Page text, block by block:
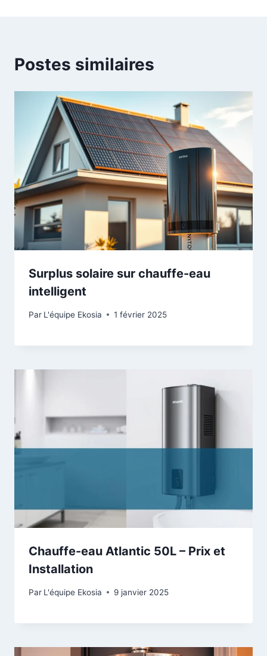
Postes similaires
Surplus solaire sur chauffe-eau
intelligent
Par L'équipe Ekosia 1 février 2025
Chauffe-eau Atlantic 50L – Prix et
Installation
Par L'équipe Ekosia 9 janvier 2025